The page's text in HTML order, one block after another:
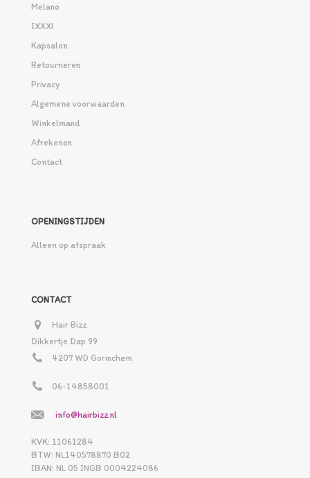
Melano
IXXXI
Kapsalon
Retourneren
Privacy
Algemene voorwaarden
Winkelmand
Afrekenen
Contact
OPENINGSTIJDEN
Alleen op afspraak
CONTACT
Hair Bizz
Dikkertje Dap 99
4207 WD Gorinchem
06-14858001
info@hairbizz.nl
KVK: 11061284
BTW: NL140578870 B02
IBAN: NL 05 INGB 0004224086